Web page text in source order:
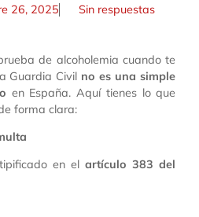
26, 2025 Sin respuestas
de alcoholemia cuando te
Guardia Civil no es una simple
en España. Aquí tienes lo que
forma clara:
en elartículo 383 del